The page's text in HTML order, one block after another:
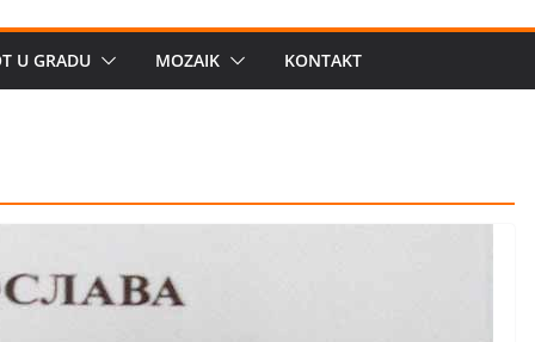
U GRADU MOZAIK KONTAKT